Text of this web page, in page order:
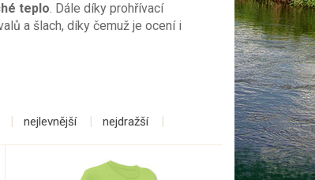
teplo. Dále díky prohřívací
a šlach, díky čemuž je ocení i
nejlevnější nejdražší